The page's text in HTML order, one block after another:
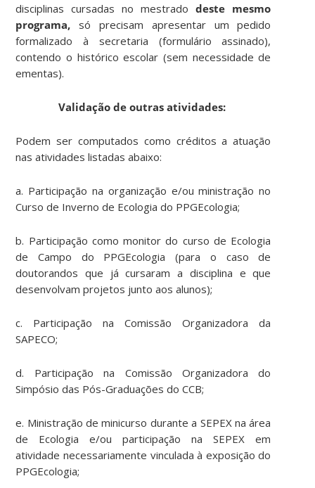
disciplinas cursadas no mestradodeste mesmo
programa,só precisam apresentar um pedido
formalizado à secretaria (formulário assinado),
contendo o histórico escolar (sem necessidade de
ementas).
Validação de outras atividades:
Podem ser computados como créditos a atuação
nas atividades listadas abaixo:
a. Participação na organização e/ou ministração no
Curso de Inverno de Ecologia do PPGEcologia;
b. Participação como monitor do curso de Ecologia
de Campo do PPGEcologia (para o caso de
doutorandos que já cursaram a disciplina e que
desenvolvam projetos junto aos alunos);
c. Participação na Comissão Organizadora da
SAPECO;
d. Participação na Comissão Organizadora do
Simpósio das Pós-Graduações do CCB;
e. Ministração de minicurso durante a SEPEX na área
de Ecologia e/ou participação na SEPEX em
atividade necessariamente vinculada à exposição do
PPGEcologia;